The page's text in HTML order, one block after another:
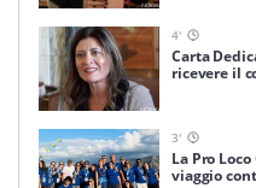
4'
Carta
ricevere il
3'
La Pro
viaggio